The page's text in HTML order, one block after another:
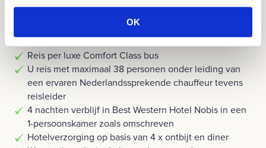
Meer informatie over cookies vind u in onsCookie
OK
Reis per luxe Comfort Class bus
U reis met maximaal 38 personen onder leiding van
een ervaren Nederlandssprekende chauffeur tevens
reisleider
4 nachten verblijf in Best Western Hotel Nobis in een
1-persoonskamer zoals omschreven
Hotelverzorging op basis van 4 x ontbijt en diner